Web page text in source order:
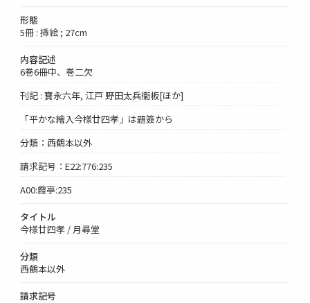
形態
5冊 : 挿絵 ; 27cm
内容記述
6巻6冊中、巻二欠
刊記 : 寶永六年, 江戸 野田太兵衞板[ほか]
「平かな繪入今様廿四孝」は題簽から
分類：西鶴本以外
請求記号：E22:776:235
A00:霞亭:235
タイトル
今様廿四孝 / 月尋堂
分類
西鶴本以外
請求記号